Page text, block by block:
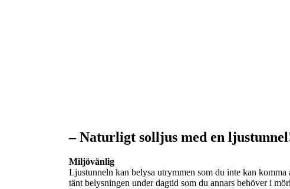
– Naturligt solljus med en
Miljövänlig
Ljustunneln kan belysa utrymmen som du inte kan
tänt belysningen under dagtid som du annars behöver i